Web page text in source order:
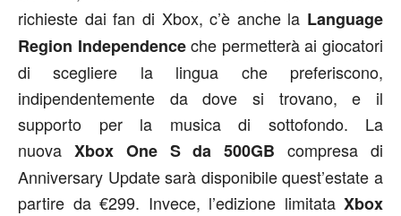
richieste dai fan di Xbox, c’è anche la Language
Region Independenceche permetterà ai giocatori
di scegliere la lingua che preferiscono,
indipendentemente da dove si trovano, e il
supporto per la musica di sottofondo. La
nuova Xbox One S da 500GB compresa di
Anniversary Update sarà disponibile quest’estate a
partire da €299. Invece, l’edizione limitata Xbox